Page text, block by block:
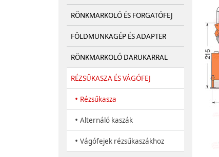
RÖNKMARKOLÓ ÉS FORGATÓFEJ
FÖLDMUNKAGÉP ÉS ADAPTER
RÖNKMARKOLÓ DARUKARRAL
RÉZSŰKASZA ÉS VÁGÓFEJ
• Rézsűkasza
• Alternáló kaszák
• Vágófejek rézsűkaszákhoz